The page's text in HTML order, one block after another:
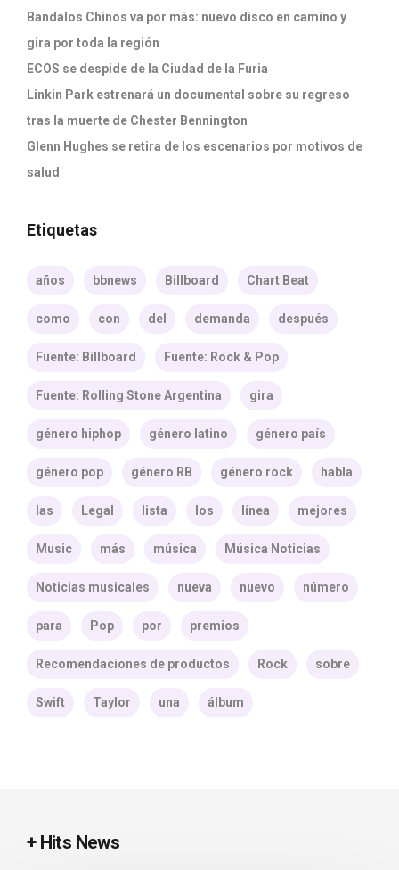
Bandalos Chinos va por más: nuevo disco en camino y
gira por toda la región
ECOS se despide de la Ciudad de la Furia
Linkin Park estrenará un documental sobre su regreso
tras la muerte de Chester Bennington
Glenn Hughes se retira de los escenarios por motivos de
salud
Etiquetas
años bbnews Billboard Chart Beat
como con del demanda después
Fuente: Billboard Fuente: Rock & Pop
Fuente: Rolling Stone Argentina gira
género hiphop género latino género país
género pop género RB género rock habla
las Legal lista los línea mejores
Music más música Música Noticias
Noticias musicales nueva nuevo número
para Pop por premios
Recomendaciones de productos Rock sobre
Swift Taylor una álbum
+ Hits News